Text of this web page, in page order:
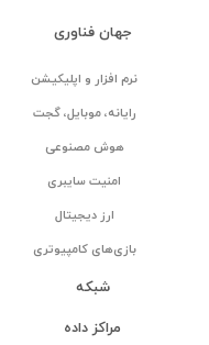
جهان فناوری
نرم افزار و اپلیکیشن
رایانه، موبایل، گجت
هوش مصنوعی
امنیت سایبری
ارز دیجیتال
بازی‌های کامپیوتری
شبکه
مراکز داده